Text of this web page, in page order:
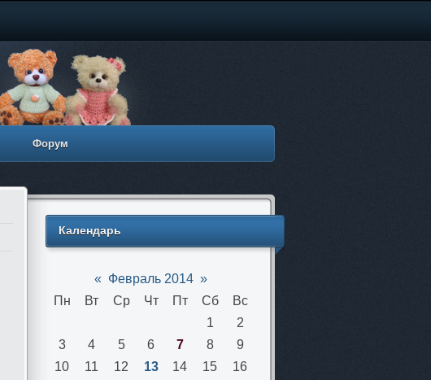
Форум
Календарь
« Февраль 2014 »
Пн
Вт Ср Чт Пт Сб
Вс
1
2
3
4 5 6 7 8
9
10
11 12 13 14 15
16